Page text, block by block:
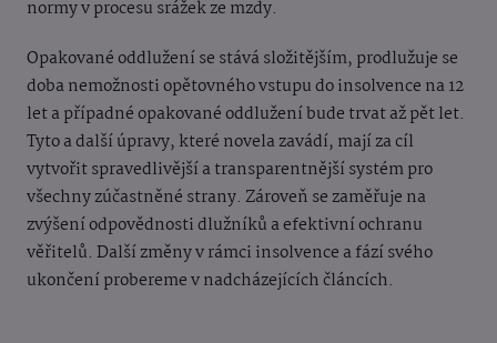
normy v procesu srážek ze mzdy.
Opakované oddlužení se stává složitějším, prodlužuje se
doba nemožnosti opětovného vstupu do insolvence na 12
let a případné opakované oddlužení bude trvat až pět let.
Tyto a další úpravy, které novela zavádí, mají za cíl
vytvořit spravedlivější a transparentnější systém pro
všechny zúčastněné strany. Zároveň se zaměřuje na
zvýšení odpovědnosti dlužníků a efektivní ochranu
věřitelů. Další změny v rámci insolvence a fází svého
ukončení probereme v nadcházejících článcích.